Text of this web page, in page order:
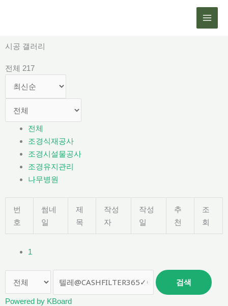
로
너
시공 갤러리
전체 217
전체
조경식재공사
조경시설물공사
조경유지관리
나무병원
번
호
썸네
일
제
목
작성
자
작성
일
추
천
조
회
1
검색
Powered by KBoard